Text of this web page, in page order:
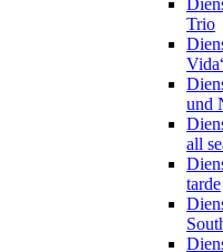
Trio
und
all
tarde